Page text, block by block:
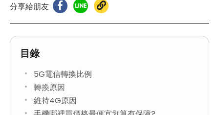
分享給朋友
目錄
5G電信轉換比例
轉換原因
維持4G原因